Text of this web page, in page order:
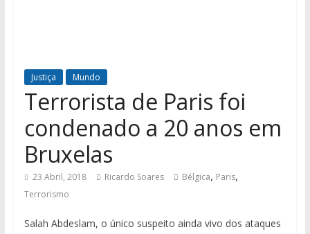
Justiça Mundo
Terrorista de Paris foi
condenado a 20 anos em
Bruxelas
23 Abril, 2018 Ricardo Soares Bélgica, Paris,
Terrorismo
Salah Abdeslam, o único suspeito ainda vivo dos ataques